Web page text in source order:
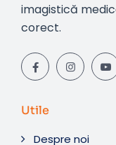
imagistică
corect.
Utile
Despre noi